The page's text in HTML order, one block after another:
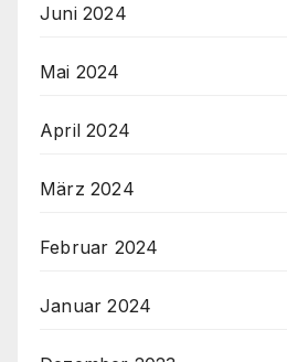
Juni 2024
Mai 2024
April 2024
März 2024
Februar 2024
Januar 2024